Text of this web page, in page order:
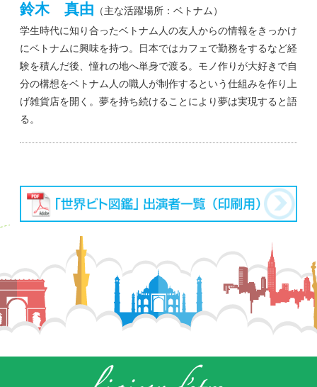
鈴木 真由 （主な活躍場所：ベトナム）
学生時代に知り合ったベトナム人の友人からの情報をきっかけ
にベトナムに興味を持つ。日本ではカフェで勤務をするなど経
験を積んだ後、憧れの地へ単身で渡る。モノ作りが大好きで自
分の構想をベトナム人の職人が制作するという仕組みを作り上
げ雑貨店を開く。夢を持ち続けることにより夢は実現すると語
る。